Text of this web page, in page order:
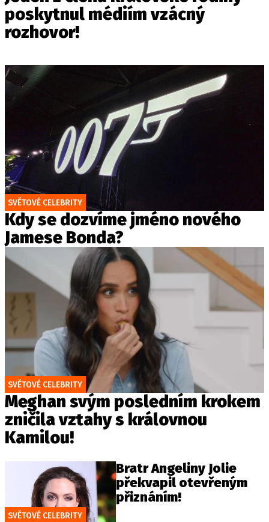
poskytnul médiím vzácný
rozhovor!
SVĚTOVÉ CELEBRITY
Kdy se dozvíme jméno nového
Jamese Bonda?
SVĚTOVÉ CELEBRITY
Meghan svým posledním krokem
zničila vztahy s královnou
Kamilou!
SVĚTOVÉ CELEBRITY
Bratr Angeliny Jolie
překvapil otevřeným
přiznáním!